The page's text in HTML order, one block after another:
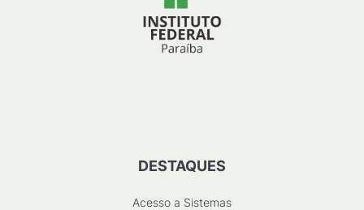
DESTAQUES
Acesso a Sistemas